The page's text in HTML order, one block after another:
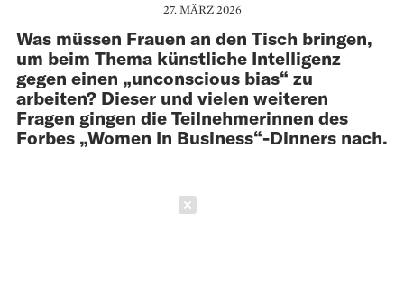
27. MÄRZ 2026
Was müssen Frauen an den Tisch bringen,
um beim Thema künstliche Intelligenz
gegen einen „unconscious bias“ zu
arbeiten? Dieser und vielen weiteren
Fragen gingen die Teilnehmerinnen des
Forbes „Women In Business“-Dinners nach.